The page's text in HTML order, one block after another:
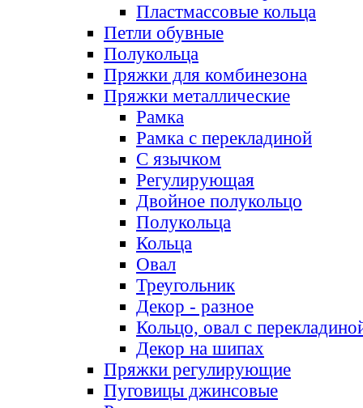
Пластмассовые кольца
Петли обувные
Полукольца
Пряжки для комбинезона
Пряжки металлические
Рамка
Рамка с перекладиной
С язычком
Регулирующая
Двойное полукольцо
Полукольца
Кольца
Овал
Треугольник
Декор - разное
Кольцо, овал с
Декор на шипах
Пряжки регулирующие
Пуговицы джинсовые